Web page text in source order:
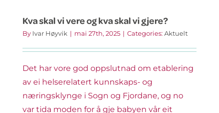
Kva skal vi vere og kva skal vi gjere?
By Ivar Høyvik | mai 27th, 2025 | Categories: Aktuelt
Det har vore god oppslutnad om etablering
av ei helserelatert kunnskaps- og
næringsklynge i Sogn og Fjordane, og no
var tida moden for å gje babyen vår eit